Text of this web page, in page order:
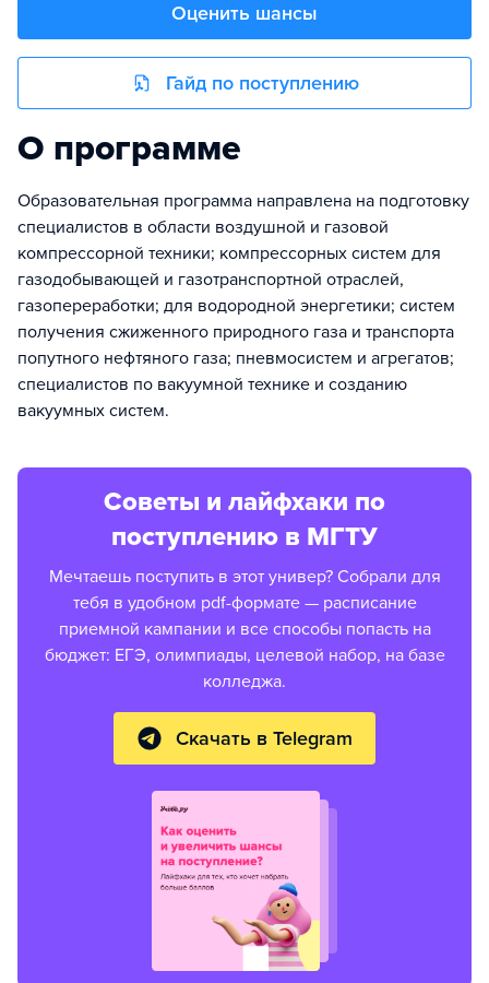
Оценить шансы
Гайд по поступлению
О программе
Образовательная программа направлена на подготовку
специалистов в области воздушной и газовой
компрессорной техники; компрессорных систем для
газодобывающей и газотранспортной отраслей,
газопереработки; для водородной энергетики; систем
получения сжиженного природного газа и транспорта
попутного нефтяного газа; пневмосистем и агрегатов;
специалистов по вакуумной технике и созданию
вакуумных систем.
Советы и лайфхаки по
поступлению в МГТУ
Мечтаешь поступить в этот универ? Собрали для
тебя в удобном pdf-формате — расписание
приемной кампании и все способы попасть на
бюджет: ЕГЭ, олимпиады, целевой набор, на базе
колледжа.
Скачать в Telegram